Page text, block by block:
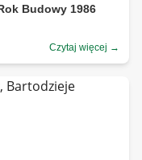
Budowy 1986
Czytaj więcej →